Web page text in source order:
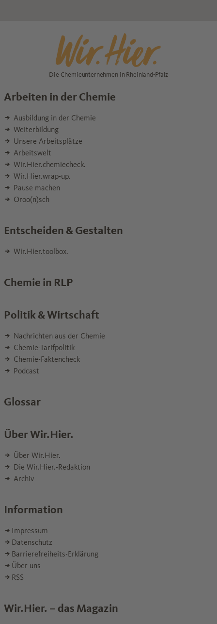
Die Chemieunternehmen in Rheinland-Pfalz
Arbeiten in der Chemie
Ausbildung in der Chemie
Weiterbildung
Unsere Arbeitsplätze
Arbeitswelt
Wir.Hier.chemiecheck.
Wir.Hier.wrap-up.
Pause machen
Oroo(n)sch
Entscheiden & Gestalten
Wir.Hier.toolbox.
Chemie in RLP
Politik & Wirtschaft
Nachrichten aus der Chemie
Chemie-Tarifpolitik
Chemie-Faktencheck
Podcast
Glossar
Über Wir.Hier.
Über Wir.Hier.
Die Wir.Hier.-Redaktion
Archiv
Information
Impressum
Datenschutz
Barrierefreiheits-Erklärung
Über uns
RSS
Wir.Hier. – das Magazin